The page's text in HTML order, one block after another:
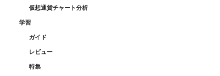
仮想通貨チャート分析
学習
ガイド
レビュー
特集